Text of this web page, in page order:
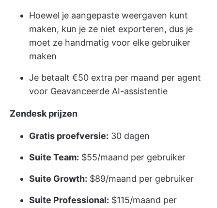
Hoewel je aangepaste weergaven kunt
maken, kun je ze niet exporteren, dus je
moet ze handmatig voor elke gebruiker
maken
Je betaalt €50 extra per maand per agent
voor Geavanceerde AI-assistentie
Zendesk prijzen
Gratis proefversie: 30 dagen
Suite Team: $55/maand per gebruiker
Suite Growth: $89/maand per gebruiker
Suite Professional: $115/maand per